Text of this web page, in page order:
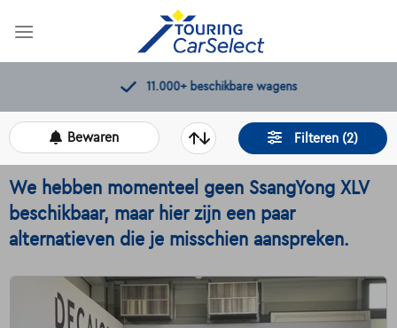
11.000+beschikbare wagens
Filteren (2)
Bewaren
We hebben momenteel geen SsangYong XLV
beschikbaar, maar hier zijn een paar
alternatieven die je misschien aanspreken.